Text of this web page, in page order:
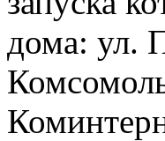
дома: ул.